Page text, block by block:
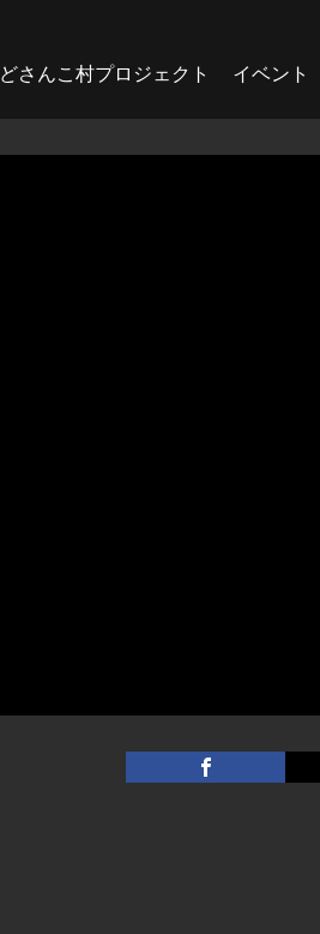
どさんこ村プロジェクト イベント